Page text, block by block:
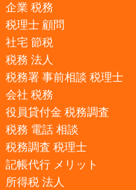
企業 税務
税理士 顧問
社宅 節税
税務 法人
税務署 事前相談 税理士
会社 税務
役員貸付金 税務調査
税務 電話 相談
税務調査 税理士
記帳代行 メリット
所得税 法人